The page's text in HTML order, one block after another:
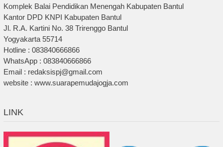
Komplek Balai Pendidikan Menengah Kabupaten Bantul
Kantor DPD KNPI Kabupaten Bantul
Jl. R.A. Kartini No. 38 Trirenggo Bantul
Yogyakarta 55714
Hotline : 083840666866
WhatsApp : 083840666866
Email : redaksispj@gmail.com
website : www.suarapemudajogja.com
LINK